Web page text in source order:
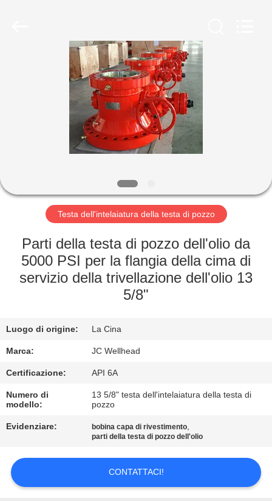
PRODOTTI
GIRO
DELLA
FABBRICA
CONTROLLO
CONTATTICI
NOTIZIE
CASI
MAPPA
DEL
Testa dell'intelaiatura della testa di pozzo
Parti della testa di pozzo dell'olio da
5000 PSI per la flangia della cima di
servizio della trivellazione dell'olio 13
5/8"
Luogo di origine: La Cina
Marca: JC Wellhead
Certificazione: API 6A
Numero di
modello:
13 5/8" testa dell'intelaiatura della testa di
pozzo
Evidenziare: bobina capa di rivestimento,
parti della testa di pozzo dell'olio
CONTATTACI!